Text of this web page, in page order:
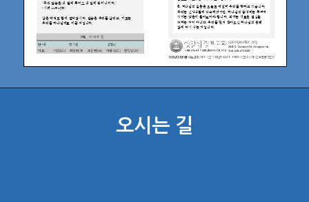
오시는 길